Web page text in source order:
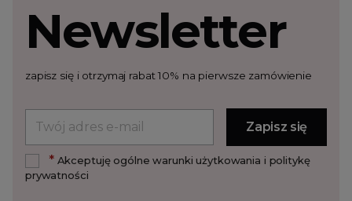
Newsletter
zapisz się i otrzymaj rabat 10% na pierwsze zamówienie
*Akceptuję ogólne warunki użytkowania i politykę
prywatności